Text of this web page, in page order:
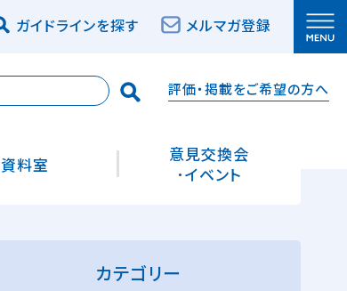
カテゴリー
資料室
意見交換会
･イベント
ガイドラインを探す メルマガ登録
評価・掲載をご希望の方へ